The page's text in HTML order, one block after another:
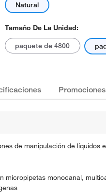
Natural
Tamaño De La Unidad:
paquete de 4800
Promociones
de manipulación de líquidos
micropipetas monocanal,